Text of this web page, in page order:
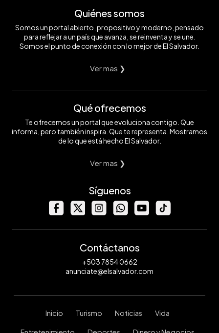
Quiénes somos
Somos un portal abierto, propositivo y moderno, pensado
para reflejar a un país que avanza, se reinventa y se une.
Somos el punto de conexión con lo mejor de El Salvador.
Ver mas ❯
Qué ofrecemos
Te ofrecemos un portal que evoluciona contigo. Que
informa, pero también inspira. Que te representa. Mostramos
de lo que está hecho El Salvador.
Ver mas ❯
Síguenos
Contáctanos
+503 7854 0662
anunciate@elsalvador.com
Inicio Turismo Noticias Vida